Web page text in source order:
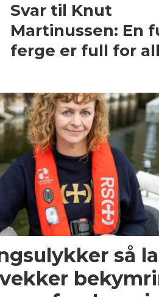
Svar til Knut
Martinussen: En
ferge er full for
så